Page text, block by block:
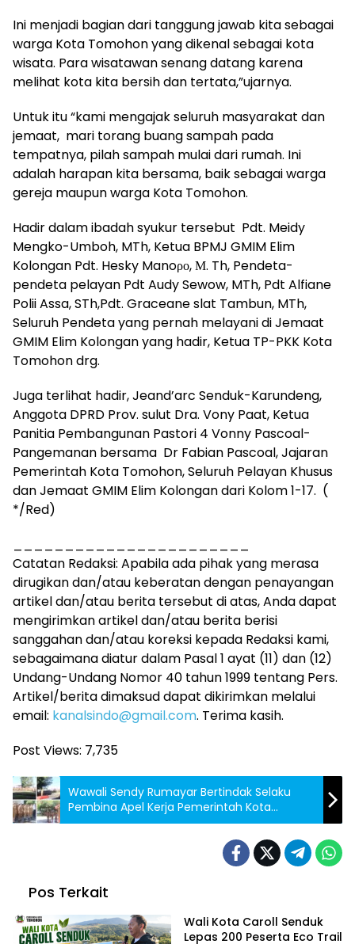
Ini menjadi bagian dari tanggung jawab kita sebagai
warga Kota Tomohon yang dikenal sebagai kota
wisata. Para wisatawan senang datang karena
melihat kota kita bersih dan tertata,”ujarnya.
Untuk itu “kami mengajak seluruh masyarakat dan
jemaat, mari torang buang sampah pada
tempatnya, pilah sampah mulai dari rumah. Ini
adalah harapan kita bersama, baik sebagai warga
gereja maupun warga Kota Tomohon.
Hadir dalam ibadah syukur tersebut Pdt. Meidy
Mengko-Umboh, MTh, Ketua BPMJ GMIM Elim
Kolongan Pdt. Hesky Manoρο, Μ. Th, Pendeta-
pendeta pelayan Pdt Audy Sewow, MTh, Pdt Alfiane
Polii Assa, STh,Pdt. Graceane slat Tambun, MTh,
Seluruh Pendeta yang pernah melayani di Jemaat
GMIM Elim Kolongan yang hadir, Ketua TP-PKK Kota
Tomohon drg.
Juga terlihat hadir, Jeand’arc Senduk-Karundeng,
Anggota DPRD Prov. sulut Dra. Vony Paat, Ketua
Panitia Pembangunan Pastori 4 Vonny Pascoal-
Pangemanan bersama Dr Fabian Pascoal, Jajaran
Pemerintah Kota Tomohon, Seluruh Pelayan Khusus
dan Jemaat GMIM Elim Kolongan dari Kolom 1-17. (
*/Red)
Catatan Redaksi: Apabila ada pihak yang merasa
dirugikan dan/atau keberatan dengan penayangan
artikel dan/atau berita tersebut di atas, Anda dapat
mengirimkan artikel dan/atau berita berisi
sanggahan dan/atau koreksi kepada Redaksi kami,
sebagaimana diatur dalam Pasal 1 ayat (11) dan (12)
Undang-Undang Nomor 40 tahun 1999 tentang Pers.
Artikel/berita dimaksud dapat dikirimkan melalui
email: kanalsindo@gmail.com. Terima kasih.
Post Views: 7,735
Wawali Sendy Rumayar Bertindak Selaku
Pembina Apel Kerja Pemerintah Kota
Tomohon
Pos Terkait
Wali Kota Caroll Senduk
Lepas 200 Peserta Eco Trail